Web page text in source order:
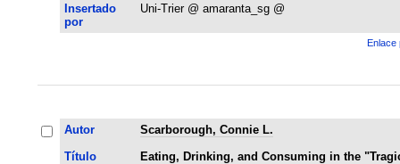
Insertado
por
Uni-Trier @ amaranta_sg @
Enlace
Autor
Scarborough, Connie L.
Título
Eating, Drinking, and Consuming in the